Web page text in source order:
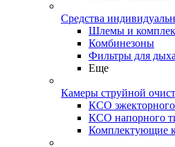
Средства
Шлемы и
Комбинезоны
Фильтры для
Еще
Камеры струйной
КСО
КСО напорного
Комплектующие